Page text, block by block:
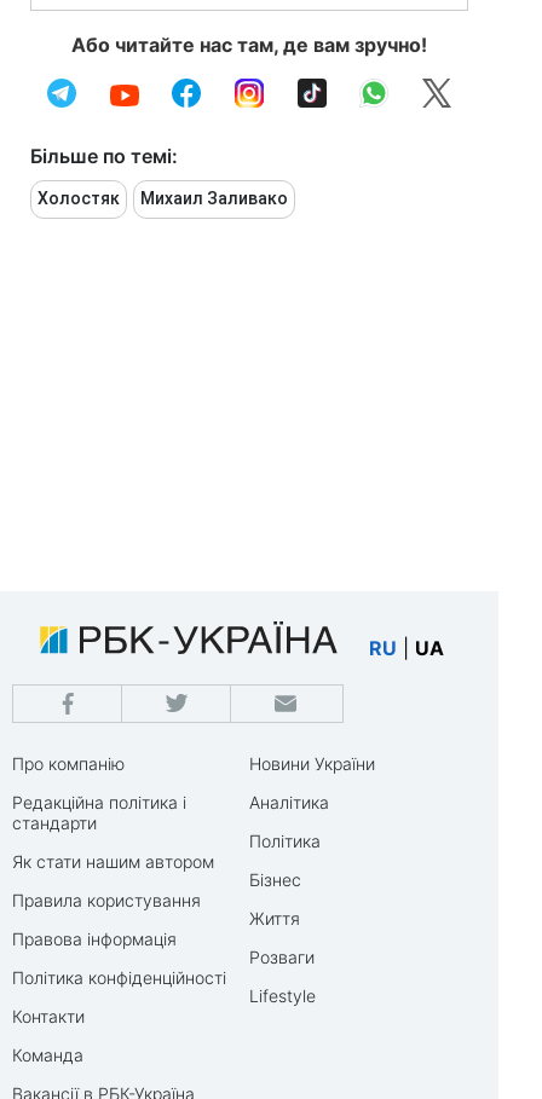
Або читайте нас там, де вам зручно!
Більше по темі:
Холостяк Михаил Заливако
RU UA
Про компанію
Редакційна політика і
стандарти
Як стати нашим автором
Правила користування
Правова інформація
Політика конфіденційності
Контакти
Команда
Вакансії в РБК-Україна
Новини України
Аналітика
Політика
Бізнес
Життя
Розваги
Lifestyle